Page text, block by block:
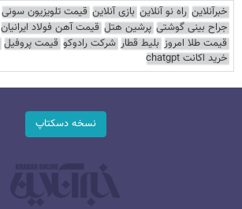
خبرآنلاین راه نو آنلاین بازی آنلاین قیمت تلویزیون سونی
جراح بینی گوشتی پرشین هتل قیمت آهن فولاد ایرانیان
قیمت طلا امروز بلیط قطار شرکت رادوکو قیمت پروفیل
خرید اکانت chatgpt
نسخه دسکتاپ